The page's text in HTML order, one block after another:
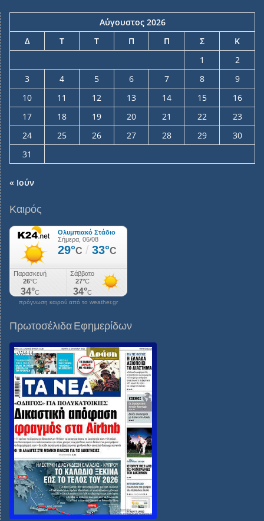
Αύγουστος 2026
Δ
Τ Τ Π Π Σ
Κ
1
2
3
4 5 6 7 8
9
10
11 12 13 14 15
16
17
18 19 20 21 22
23
24
25 26 27 28 29
30
31
« Ιούν
Καιρός
πρόγνωση καιρού από το weather.gr
Πρωτοσέλιδα Εφημερίδων